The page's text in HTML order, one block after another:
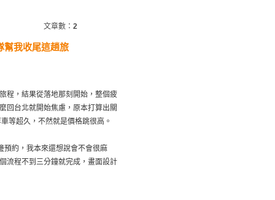
文章數： 2
幫我收尾這趟旅
程，結果從落地那刻開始，整個疲
回台北就開始焦慮，原本打算出關
等超久，不然就是價格跳很高。
預約，我本來還想說會不會很麻
流程不到三分鐘就完成，畫面設計